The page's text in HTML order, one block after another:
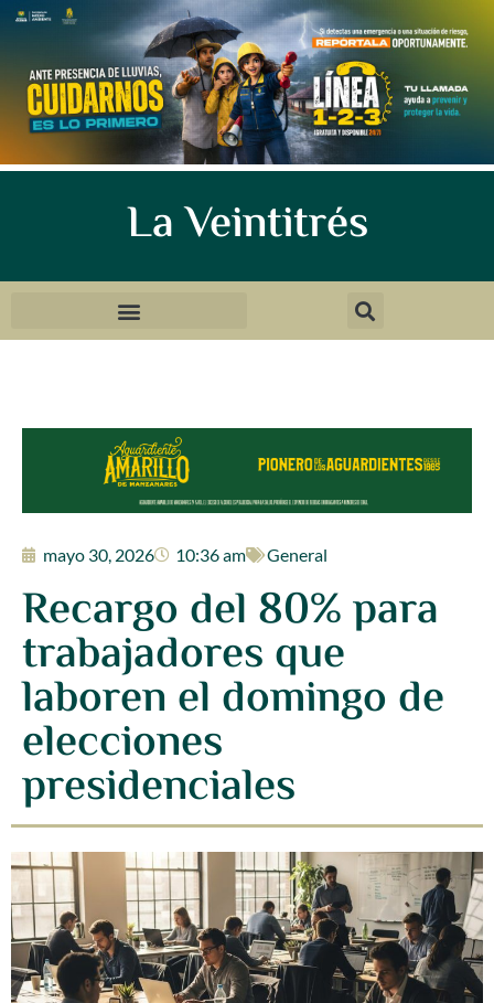
La Veintitrés
mayo 30, 2026 10:36 am General
Recargo del 80% para
trabajadores que
laboren el domingo de
elecciones
presidenciales